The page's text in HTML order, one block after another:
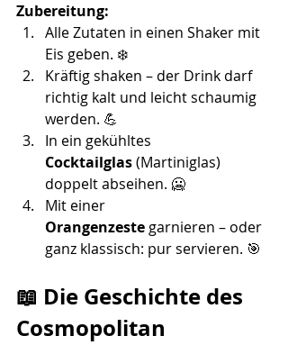
Zubereitung:
Alle Zutaten in einen Shaker mit
Eis geben. ❄️
Kräftig shaken – der Drink darf
richtig kalt und leicht schaumig
werden. 💪
In ein gekühltes
Cocktailglas (Martiniglas)
doppelt abseihen. 🥶
Mit einer
Orangenzeste garnieren – oder
ganz klassisch: pur servieren. 🎯
📖 Die Geschichte des
Cosmopolitan